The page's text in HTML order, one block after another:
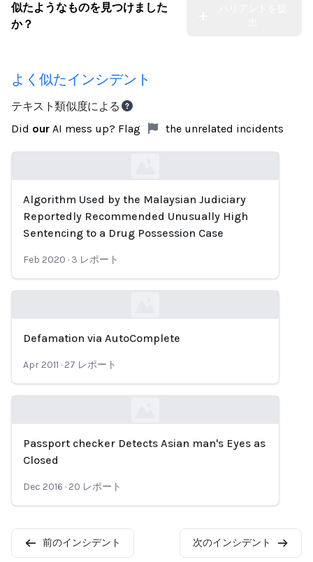
似たようなものを見つけました
か？
よく似たインシデント
テキスト類似度による
Did our AI mess up? Flag the unrelated incidents
Loading...
Algorithm Used by the Malaysian Judiciary
Reportedly Recommended Unusually High
Sentencing to a Drug Possession Case
Feb 2020 · 3 レポート
Defamation via AutoComplete
Apr 2011 · 27 レポート
Loading...
Passport checker Detects Asian man's Eyes as
Closed
Dec 2016 · 20 レポート
前のインシデント 次のインシデント